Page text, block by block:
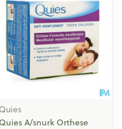
Quies
Quies A/snurk Orthese